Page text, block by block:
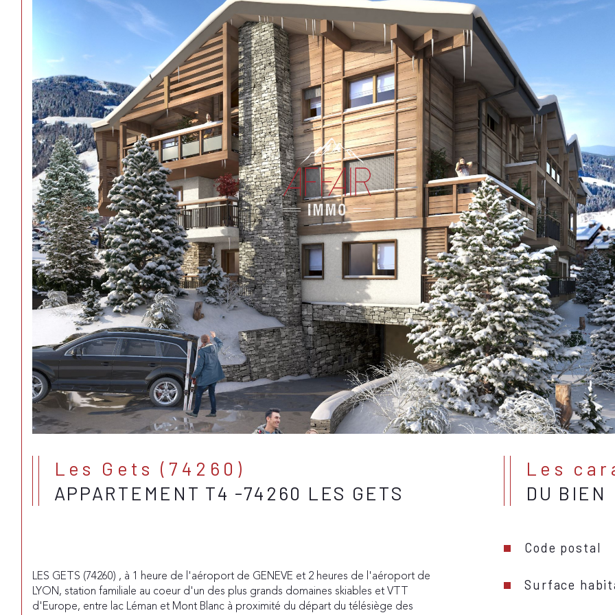
Les Gets (74260)
APPARTEMENT T4 -74260 LES GETS
LES GETS (74260) , à 1 heure de l'aéroport de GENEVE et 2 heures de l'aéroport de
LYON, station familiale au coeur d'un des plus grands domaines skiables et VTT
d'Europe, entre lac Léman et Mont Blanc à proximité du départ du télésiège des
Les
DU BIEN
Code postal
Surface